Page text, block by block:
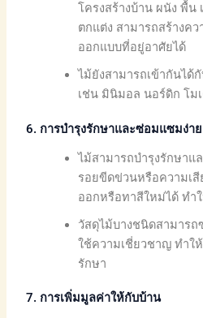
โครงสร้างบ้าน ผนัง พื้น
ตกแต่ง สามารถสร้างค
ออกแบบที่อยู่อาศัยได้
ไม้ยังสามารถเข้ากันได้
เช่น มินิมอล นอร์ดิก โม
6. การบำรุงรักษาและซ่อมแซมง่าย
ไม้สามารถบำรุงรักษาแ
รอยขีดข่วนหรือความเ
ออกหรือทาสีใหม่ได้ ทำ
วัสดุไม้บางชนิดสามารถ
ใช้ความเชี่ยวชาญ ทำใ
รักษา
7. การเพิ่มมูลค่าให้กับบ้าน